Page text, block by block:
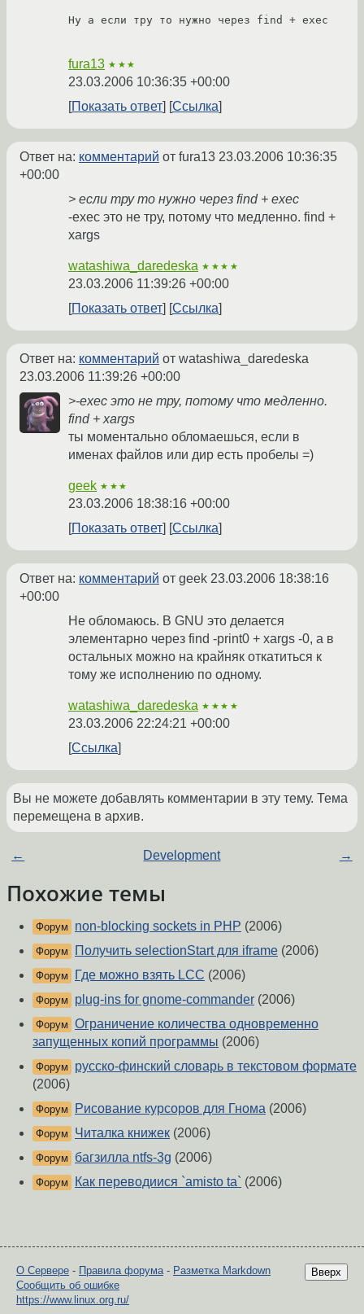
Ну а если тру то нужно через find + exec
fura13 ★★★
23.03.2006 10:36:35 +00:00
Показать ответ
Ссылка
Ответ на: комментарий от fura13 23.03.2006 10:36:35
+00:00
> если тру то нужно через find + exec
-exec это не тру, потому что медленно. find +
xargs
watashiwa_daredeska ★★★★
23.03.2006 11:39:26 +00:00
Показать ответ
Ссылка
Ответ на: комментарий от watashiwa_daredeska
23.03.2006 11:39:26 +00:00
>-exec это не тру, потому что медленно.
find + xargs
ты моментально обломаешься, если в
именах файлов или дир есть пробелы =)
geek ★★★
23.03.2006 18:38:16 +00:00
Показать ответ
Ссылка
Ответ на: комментарий от geek 23.03.2006 18:38:16
+00:00
Не обломаюсь. В GNU это делается
элементарно через find -print0 + xargs -0, а в
остальных можно на крайняк откатиться к
тому же исполнению по одному.
watashiwa_daredeska ★★★★
23.03.2006 22:24:21 +00:00
Ссылка
Вы не можете добавлять комментарии в эту тему. Тема
перемещена в архив.
← Development →
Похожие темы
Форум non-blocking sockets in PHP (2006)
Форум Получить selectionStart для iframe (2006)
Форум Где можно взять LCC (2006)
Форум plug-ins for gnome-commander (2006)
Форум Ограничение количества одновременно
запущенных копий программы (2006)
Форум
русско-финский словарь в текстовом формате
(2006)
Форум Рисование курсоров для Гнома (2006)
Форум Читалка книжек (2006)
Форум багзилла ntfs-3g (2006)
Форум Как переводиися `amisto ta` (2006)
Вверх
О Сервере - Правила форума- Разметка Markdown
Сообщить об ошибке
https://www.linux.org.ru/